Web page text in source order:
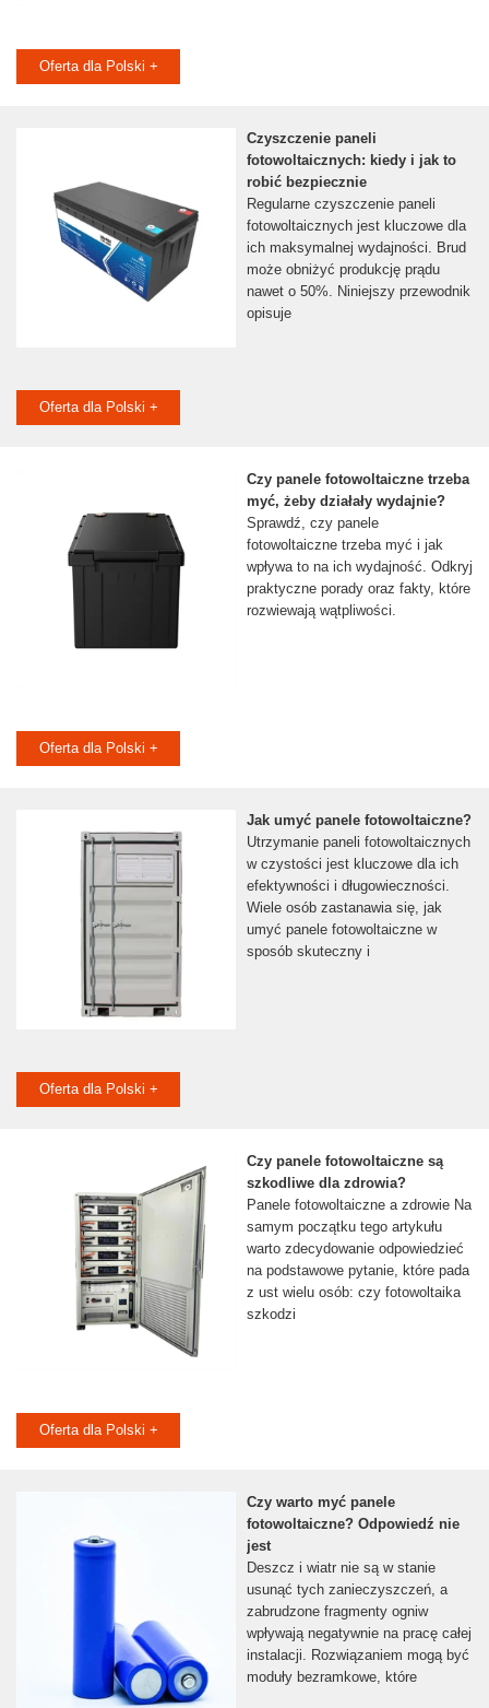
Oferta dla Polski +
Czyszczenie paneli
fotowoltaicznych: kiedy i jak to
robić bezpiecznie
Regularne czyszczenie paneli
fotowoltaicznych jest kluczowe dla
ich maksymalnej wydajności. Brud
może obniżyć produkcję prądu
nawet o 50%. Niniejszy przewodnik
opisuje
Oferta dla Polski +
Czy panele fotowoltaiczne trzeba
myć, żeby działały wydajnie?
Sprawdź, czy panele
fotowoltaiczne trzeba myć i jak
wpływa to na ich wydajność. Odkryj
praktyczne porady oraz fakty, które
rozwiewają wątpliwości.
Oferta dla Polski +
Jak umyć panele fotowoltaiczne?
Utrzymanie paneli fotowoltaicznych
w czystości jest kluczowe dla ich
efektywności i długowieczności.
Wiele osób zastanawia się, jak
umyć panele fotowoltaiczne w
sposób skuteczny i
Oferta dla Polski +
Czy panele fotowoltaiczne są
szkodliwe dla zdrowia?
Panele fotowoltaiczne a zdrowie Na
samym początku tego artykułu
warto zdecydowanie odpowiedzieć
na podstawowe pytanie, które pada
z ust wielu osób: czy fotowoltaika
szkodzi
Oferta dla Polski +
Czy warto myć panele
fotowoltaiczne? Odpowiedź nie
jest
Deszcz i wiatr nie są w stanie
usunąć tych zanieczyszczeń, a
zabrudzone fragmenty ogniw
wpływają negatywnie na pracę całej
instalacji. Rozwiązaniem mogą być
moduły bezramkowe, które